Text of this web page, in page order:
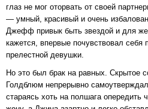
глаз не мог оторвать от своей
— умный, красивый и очень
Джефф привык быть звездой и для
кажется, впервые почувствовал себя
прелестной девушки.
Но это был брак на равных. Скрытое
Голдблюм непрерывно
стараясь хоть на полшага